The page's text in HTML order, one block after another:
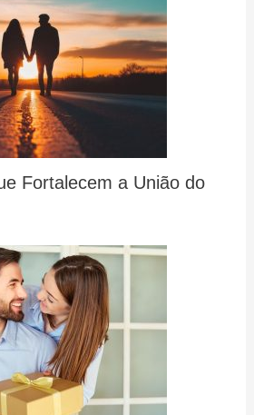
Fortalecem a União do